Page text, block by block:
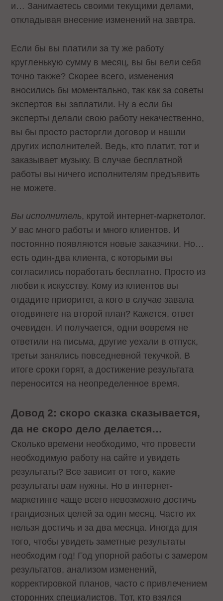
и… Занимаетесь своими текущими делами,
откладывая внесение изменений на завтра.
Если бы вы платили за ту же работу
кругленькую сумму в месяц, вы бы вели себя
точно также? Скорее всего, изменения
вносились бы моментально, так как за советы
экспертов вы заплатили. Ну а если бы
эксперты делали свою работу некачественно,
вы бы просто расторгли договор и нашли
других исполнителей. Ведь, кто платит, тот и
заказывает музыку. В случае бесплатной
работы вы ничего исполнителям предъявить
не можете.
Вы исполнитель, крутой интернет-маркетолог.
У вас много работы и много клиентов. И
постоянно появляются новые заказчики. Но…
есть один-два клиента, с которыми вы
согласились поработать бесплатно. Просто из
любви к искусству. Кому из клиентов вы
отдадите приоритет, а кого в случае завала
отодвинете на второй план? Кажется, ответ
очевиден. И получается, одни вовремя не
ответили на письма, другие уехали в отпуск,
третьи занялись повседневной текучкой. В
итоге сроки горят, а достижение результата
переносится на неопределенное время.
Довод 2: скоро сказка сказывается,
да не скоро дело делается…
Сколько времени необходимо, что провести
необходимую работу на сайте и увидеть
результаты? Все зависит от того, какие
результаты вам нужны. Но в интернет-
маркетинге чаще всего невозможно достичь
грандиозных целей за один месяц. Часто их
нельзя достичь и за два месяца. Иногда для
того, чтобы увидеть заметные результаты
необходим год! Год упорной работы с замером
результатов, анализом изменений,
корректировкой планов, часто с привлечением
сторонних специалистов. Тот, кто взялся